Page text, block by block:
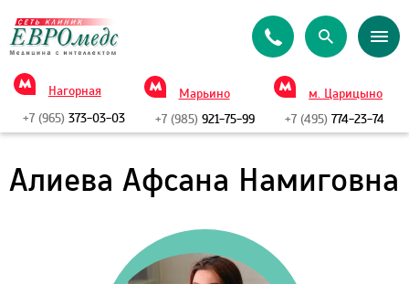
Нагорная
+7 (965) 373-03-03
Марьино
+7 (985)921-75-99
м. Царицыно
+7 (495) 774-23-74
Алиева Афсана Намиговна